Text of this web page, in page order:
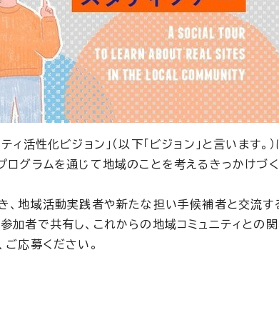
性化ビジョン」（以下「ビジョン」と言います。
グラムを通じて地域のことを考えるきっかけづ
、地域活動実践者や新たな担い手候補者と交流す
者で共有し、これからの地域コミュニティとの
応募ください。